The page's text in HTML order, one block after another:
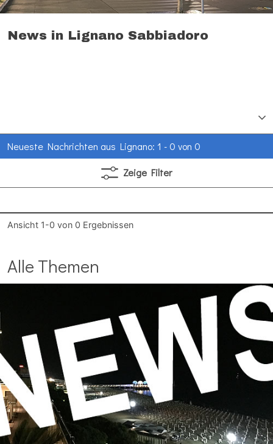
News in Lignano Sabbiadoro
Neueste Nachrichten aus Lignano: 1 - 0 von 0
Zeige Filter
Ansicht 1-0 von 0 Ergebnissen
Alle Themen